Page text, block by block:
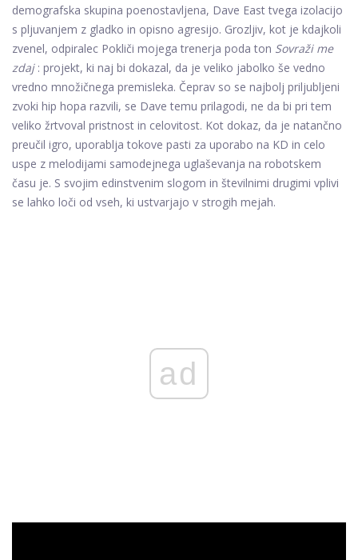
demografska skupina poenostavljena, Dave East tvega izolacijo
s pljuvanjem z gladko in opisno agresijo. Grozljiv, kot je kdajkoli
zvenel, odpiralec Pokliči mojega trenerja poda ton Sovraži me
zdaj : projekt, ki naj bi dokazal, da je veliko jabolko še vedno
vredno množičnega premisleka. Čeprav so se najbolj priljubljeni
zvoki hip hopa razvili, se Dave temu prilagodi, ne da bi pri tem
veliko žrtvoval pristnost in celovitost. Kot dokaz, da je natančno
preučil igro, uporablja tokove pasti za uporabo na KD in celo
uspe z melodijami samodejnega uglaševanja na robotskem
času je. S svojim edinstvenim slogom in številnimi drugimi vplivi
se lahko loči od vseh, ki ustvarjajo v strogih mejah.
ad